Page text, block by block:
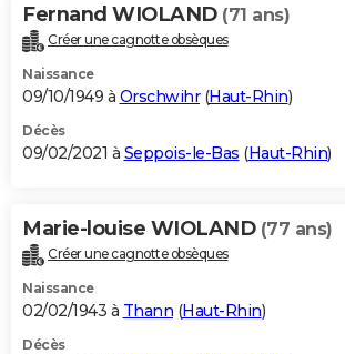
Fernand WIOLAND (71 ans)
Créer une cagnotte obsèques
Naissance
09/10/1949 à Orschwihr(Haut-Rhin)
Décès
09/02/2021 à Seppois-le-Bas (Haut-Rhin)
Marie-louise WIOLAND (77 ans)
Créer une cagnotte obsèques
Naissance
02/02/1943 à Thann (Haut-Rhin)
Décès